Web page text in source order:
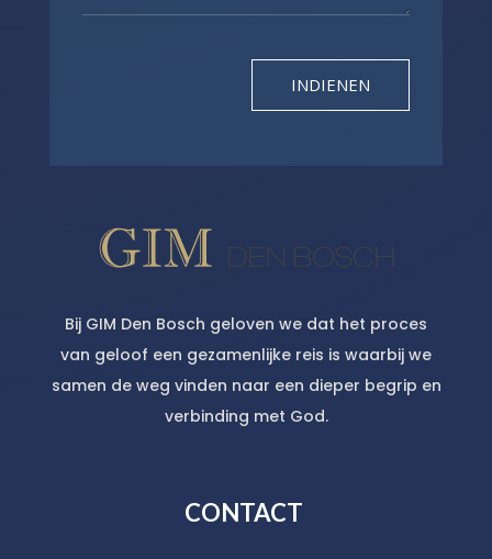
INDIENEN
Bij GIM Den Bosch geloven we dat het proces
van geloof een gezamenlijke reis is waarbij we
samen de weg vinden naar een dieper begrip en
verbinding met God.
CONTACT